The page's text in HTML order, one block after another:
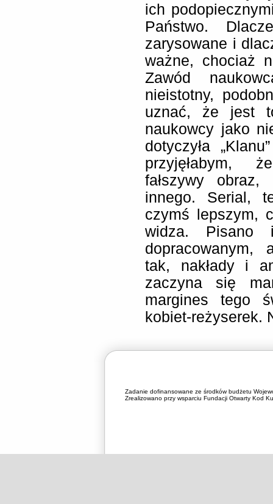
ich
Państwo.
zarysowane i
ważne, chociaż
Zawód
nieistotny,
uznać, że jest
naukowcy jako
dotyczyła
przyjęłabym,
fałszywy
innego. Serial,
czymś lepszym,
widza.
dopracowanym,
tak, nakłady i
zaczyna się
margines tego
kobiet-reżyserek.
Zadanie dofinansowane ze środków budżetu
Zrealizowano przy wsparciu Fundacji Otwarty Kod